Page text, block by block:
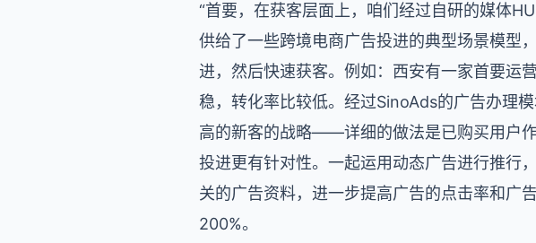
“首要，在获客层面上，咱们经过自研的媒体
供给了一些跨境电商广告投进的典型场景模型
进，然后快速获客。例如：西安有一家首要运
稳，转化率比较低。经过SinoAds的广告办理
高的新客的战略——详细的做法是已购买用户
投进更有针对性。一起运用动态广告进行推行
关的广告资料，进一步提高广告的点击率和广
200%。